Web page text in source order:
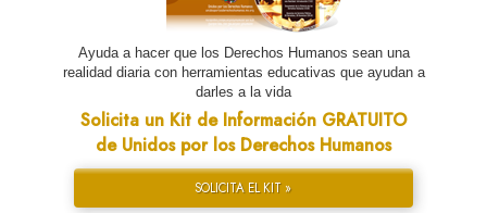
Ayuda a hacer que los Derechos Humanos sean una
realidad diaria con herramientas educativas que ayudan a
darles a la vida
Solicita un Kit de Información GRATUITO
de Unidos por los Derechos Humanos
SOLICITA EL KIT »